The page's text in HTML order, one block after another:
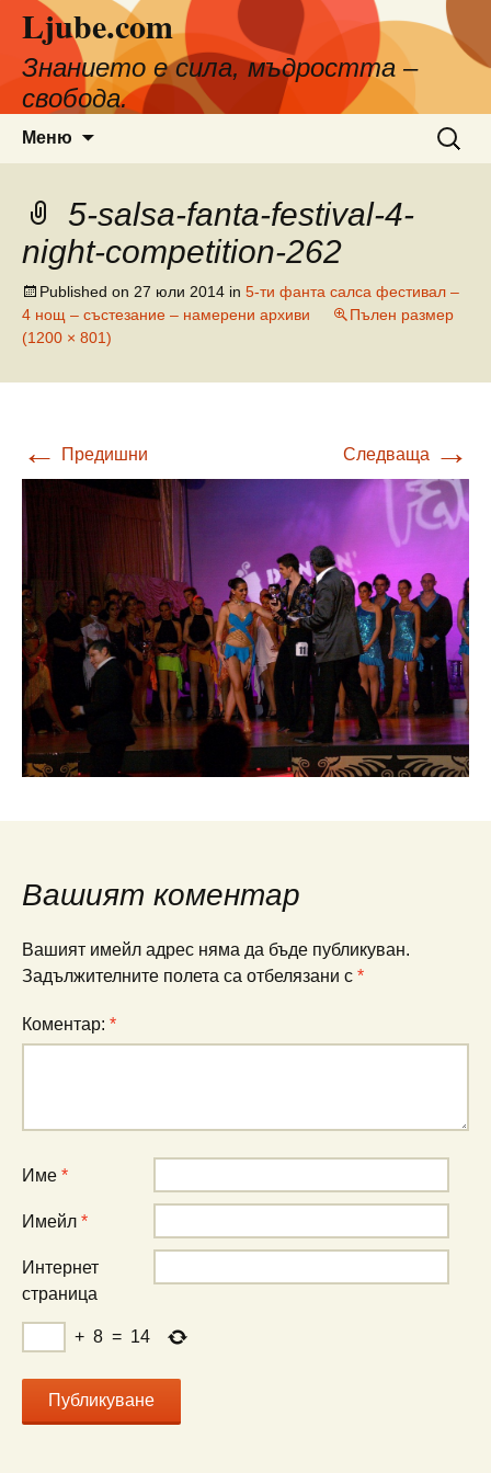
съдържанието
Ljube.com
Знанието е сила, мъдростта –
свобода.
Меню
за:
5-salsa-fanta-festival-4-
night-competition-262
Published on 27 юли 2014 in 5-ти фанта салса фестивал –
4 нощ – състезание – намерени архиви
Пълен размер
(1200 × 801)
← Предишни Следваща →
Вашият коментар
Вашият имейл адрес няма да бъде публикуван.
Задължителните полета са отбелязани с *
Коментар: *
Име *
Имейл *
Интернет
страница
+ 8 = 14